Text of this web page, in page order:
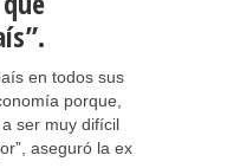
en todos sus
porque,
ser muy difícil
aseguró la ex